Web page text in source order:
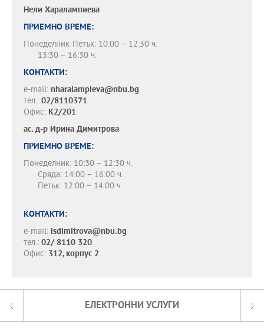
Нели Харалампиева
ПРИЕМНО ВРЕМЕ:
Понеделник-Петък: 10:00 – 12:30 ч.
13:30 – 16:30 ч.
КОНТАКТИ:
e-mail: nharalampieva@nbu.bg
тел.: 02/8110371
Офис: К2/201
ас. д-р Ирина Димитрова
ПРИЕМНО ВРЕМЕ:
Понеделник: 10:30 – 12:30 ч.
Сряда: 14:00 – 16:00 ч.
Петък: 12:00 – 14:00 ч.
КОНТАКТИ:
e-mail: isdimitrova@nbu.bg
тел.: 02/ 8110 320
Офис: 312, корпус 2
ЕЛЕКТРОННИ УСЛУГИ